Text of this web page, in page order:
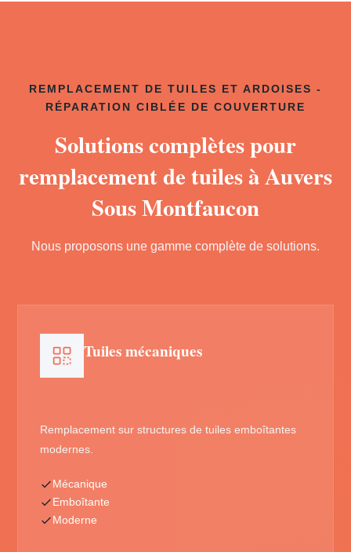
REMPLACEMENT DE TUILES ET ARDOISES -
RÉPARATION CIBLÉE DE COUVERTURE
Solutions complètes pour
remplacement de tuiles à Auvers
Sous Montfaucon
Nous proposons une gamme complète de solutions.
Tuiles mécaniques
Remplacement sur structures de tuiles emboîtantes
modernes.
Mécanique
Emboîtante
Moderne